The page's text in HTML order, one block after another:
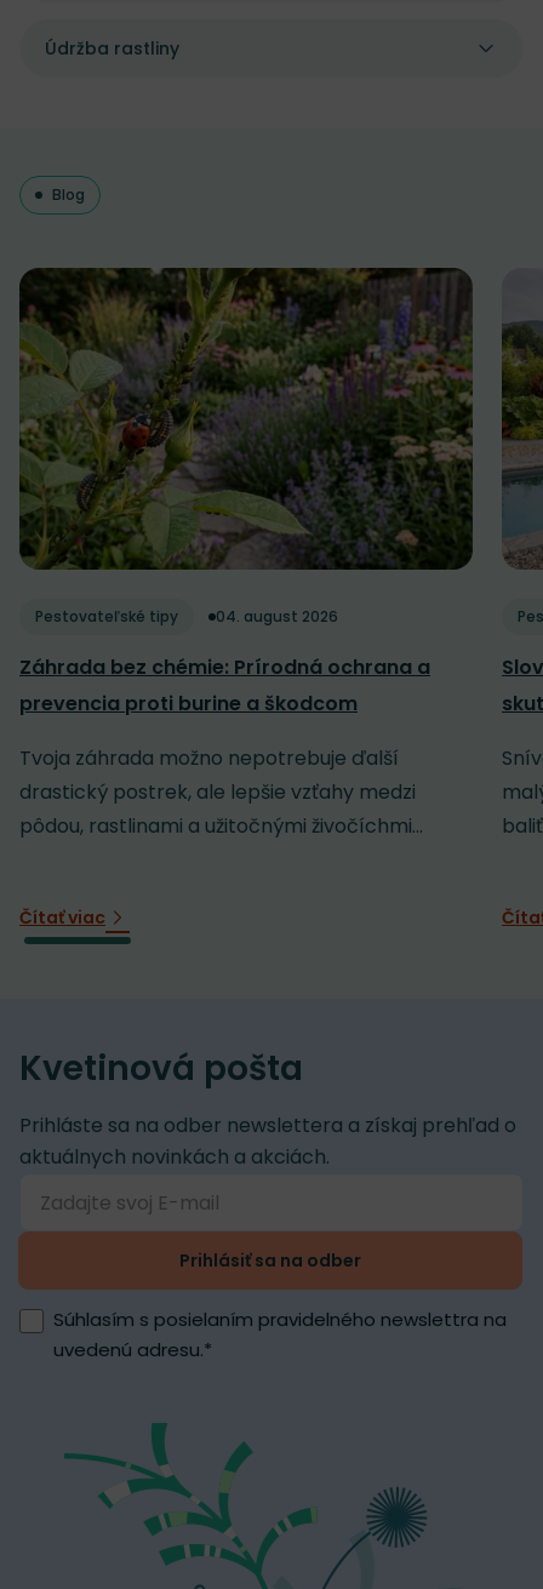
Údržba rastliny
Blog
Pestovateľské tipy 04. august 2026
Záhrada bez chémie: Prírodná ochrana a
prevencia proti burine a škodcom
Tvoja záhrada možno nepotrebuje ďalší
drastický postrek, ale lepšie vzťahy medzi
pôdou, rastlinami a užitočnými živočíchmi...
Čítať viac
Kvetinová pošta
Prihláste sa na odber newslettera a získaj prehľad o
aktuálnych novinkách a akciách.
Prihlásiť sa na odber
Súhlasím s posielaním pravidelného newslettra na
uvedenú adresu.*